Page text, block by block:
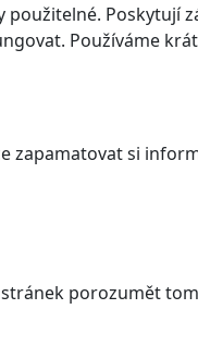
Poskytují
Používáme
si
porozumět